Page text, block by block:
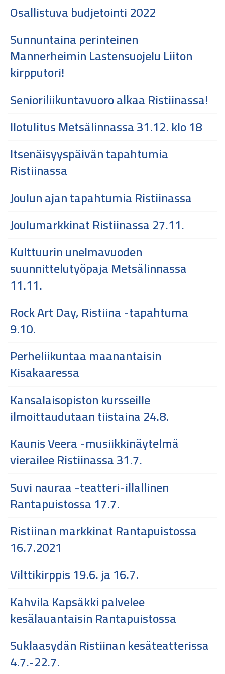
Osallistuva budjetointi 2022
Sunnuntaina perinteinen
Mannerheimin Lastensuojelu Liiton
kirpputori!
Senioriliikuntavuoro alkaa Ristiinassa!
Ilotulitus Metsälinnassa 31.12. klo 18
Itsenäisyyspäivän tapahtumia
Ristiinassa
Joulun ajan tapahtumia Ristiinassa
Joulumarkkinat Ristiinassa 27.11.
Kulttuurin unelmavuoden
suunnittelutyöpaja Metsälinnassa
11.11.
Rock Art Day, Ristiina -tapahtuma
9.10.
Perheliikuntaa maanantaisin
Kisakaaressa
Kansalaisopiston kursseille
ilmoittaudutaan tiistaina 24.8.
Kaunis Veera -musiikkinäytelmä
vierailee Ristiinassa 31.7.
Suvi nauraa -teatteri-illallinen
Rantapuistossa 17.7.
Ristiinan markkinat Rantapuistossa
16.7.2021
Vilttikirppis 19.6. ja 16.7.
Kahvila Kapsäkki palvelee
kesälauantaisin Rantapuistossa
Suklaasydän Ristiinan kesäteatterissa
4.7.-22.7.